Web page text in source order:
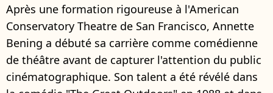
Après une formation rigoureuse à l'American
Conservatory Theatre de San Francisco, Annette
Bening a débuté sa carrière comme comédienne
de théâtre avant de capturer l'attention du public
cinématographique. Son talent a été révélé dans